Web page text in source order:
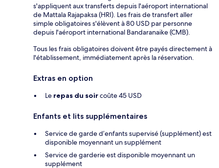
s'appliquent aux transferts depuis l'aéroport international
de Mattala Rajapaksa (HRI). Les frais de transfert aller
simple obligatoires s'élèvent à 80 USD par personne
depuis l'aéroport international Bandaranaike (CMB).
Tous les frais obligatoires doivent être payés directement à
l'établissement, immédiatement après la réservation.
Extras en option
Le repas du soircoûte 45 USD
Enfants et lits supplémentaires
Service de garde d’enfants supervisé (supplément) est
disponible moyennant un supplément
Service de garderie est disponible moyennant un
supplément